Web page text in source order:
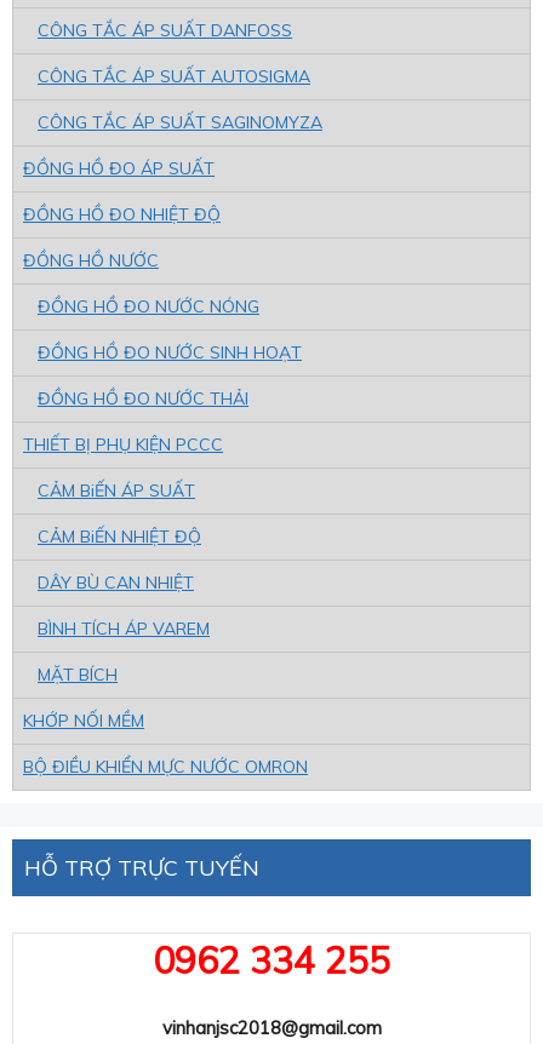
CÔNG TẮC ÁP SUẤT DANFOSS
CÔNG TẮC ÁP SUẤT AUTOSIGMA
CÔNG TẮC ÁP SUẤT SAGINOMYZA
ĐỒNG HỒ ĐO ÁP SUẤT
ĐỒNG HỒ ĐO NHIỆT ĐỘ
ĐỒNG HỒ NƯỚC
ĐỒNG HỒ ĐO NƯỚC NÓNG
ĐỒNG HỒ ĐO NƯỚC SINH HOẠT
ĐỒNG HỒ ĐO NƯỚC THẢI
THIẾT BỊ PHỤ KIỆN PCCC
CẢM BiẾN ÁP SUẤT
CẢM BiẾN NHIỆT ĐỘ
DÂY BÙ CAN NHIỆT
BÌNH TÍCH ÁP VAREM
MẶT BÍCH
KHỚP NỐI MỀM
BỘ ĐIỀU KHIỂN MỰC NƯỚC OMRON
HỖ TRỢ TRỰC TUYẾN
0962 334 255
vinhanjsc2018@gmail.com